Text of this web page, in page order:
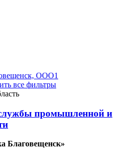
ООО1
все фильтры
промышленной и
Благовещенск»